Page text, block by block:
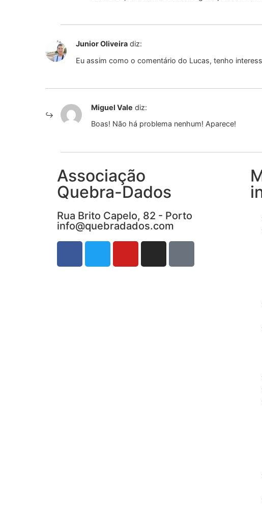
Junior Oliveira diz:
Eu assim como o comentário do Lucas, tenho
Miguel Vale diz:
Boas! Não há problema nenhum! Aparece!
Associação
Quebra-Dados
Rua Brito Capelo, 82 - Porto
info@quebradados.com